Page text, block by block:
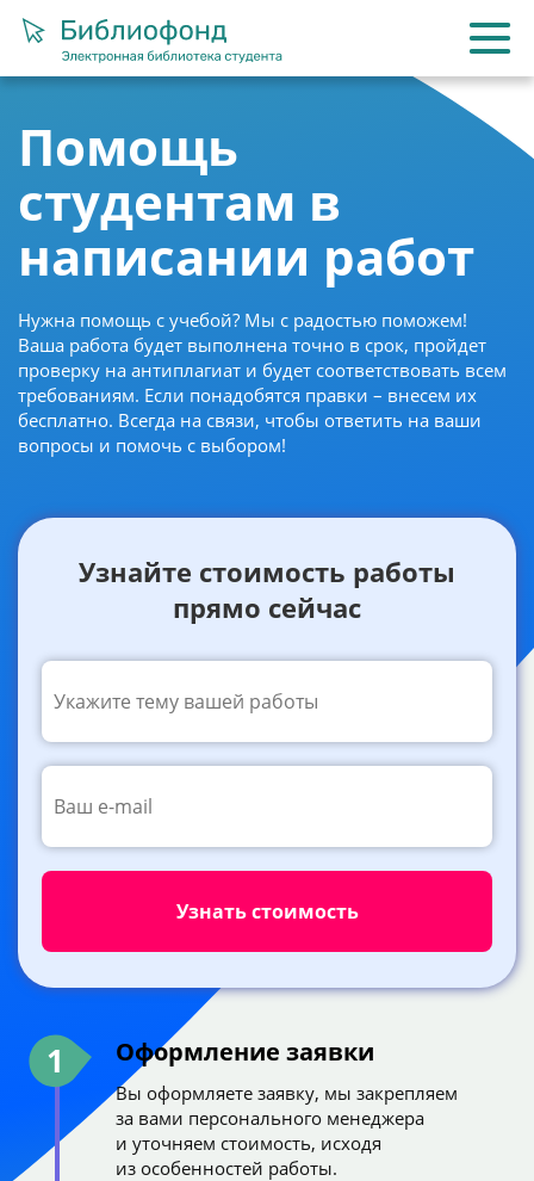
Помощь
студентам в
написании работ
Нужна помощь с учебой? Мы с радостью поможем!
Ваша работа будет выполнена точно в срок, пройдет
проверку на антиплагиат и будет соответствовать всем
требованиям. Если понадобятся правки – внесем их
бесплатно. Всегда на связи, чтобы ответить на ваши
вопросы и помочь с выбором!
Узнайте стоимость работы
прямо сейчас
1 Оформление заявки
Вы оформляете заявку, мы закрепляем
за вами персонального менеджера
и уточняем стоимость, исходя
из особенностей работы.